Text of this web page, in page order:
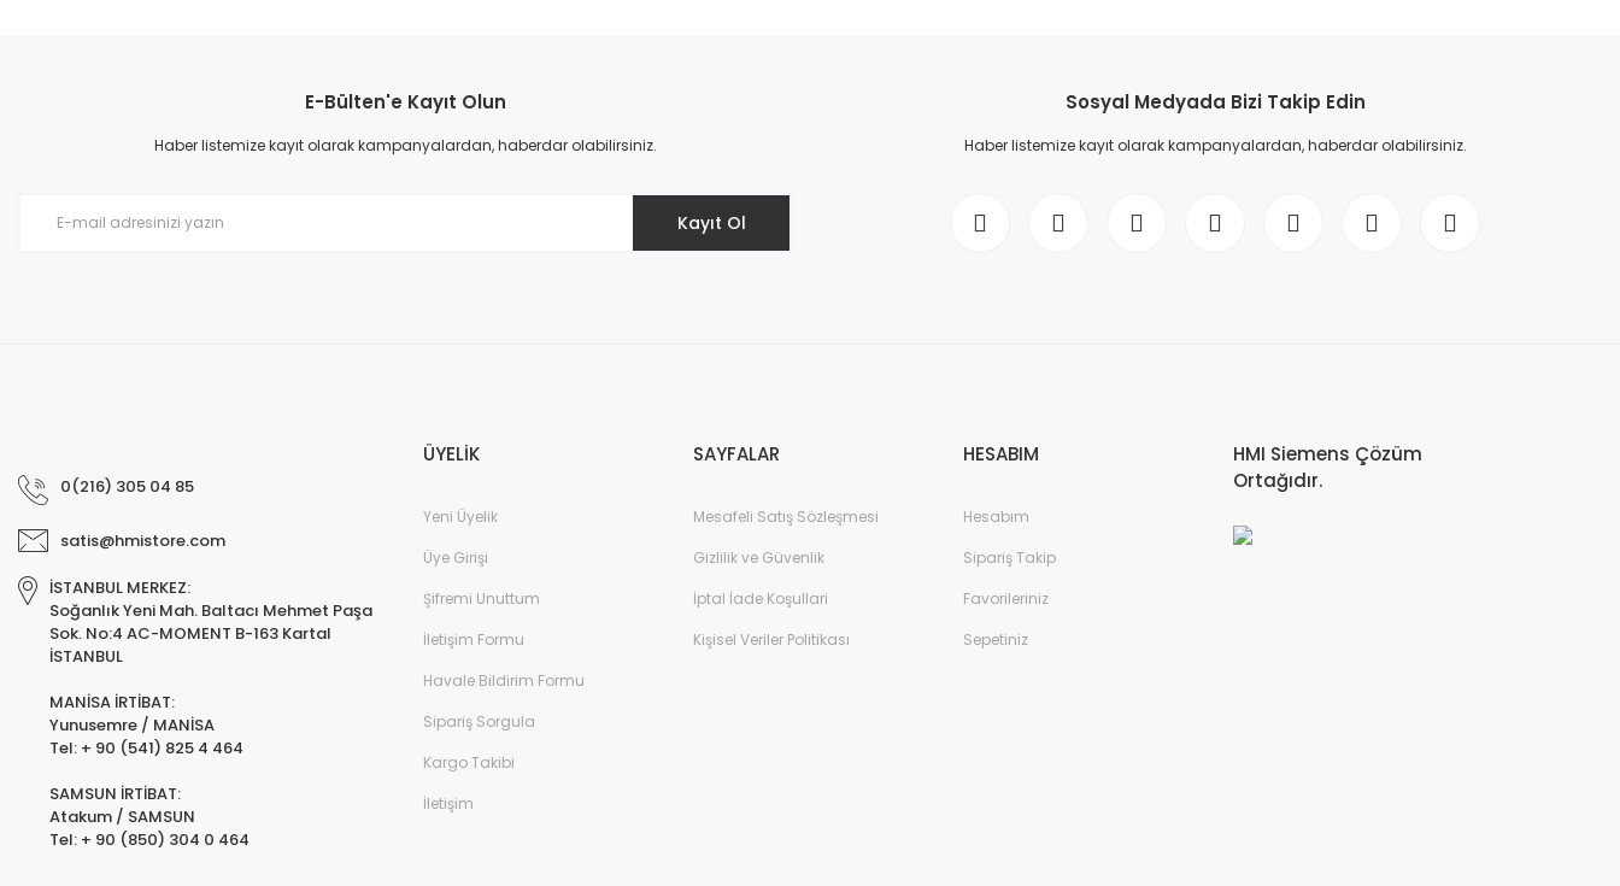
Ürün resmi kalitesiz, bozuk veya görüntülenemiyor.
Ürün açıklamasında eksik bilgiler bulunuyor.
E-Bülten'e Kayıt Olun
Haber listemize kayıt olarak kampanyalardan, haberdar olabilirsiniz.
Kayıt Ol
Sosyal Medyada Bizi Takip Edin
Haber listemize kayıt olarak kampanyalardan, haberdar olabilirsiniz.
0(216) 305 04 85
satis@hmistore.com
İSTANBUL MERKEZ:
Soğanlık Yeni Mah. Baltacı Mehmet Paşa
Sok. No:4 AC-MOMENT B-163 Kartal
İSTANBUL
MANİSA İRTİBAT:
Yunusemre / MANİSA
Tel: + 90 (541) 825 4 464
SAMSUN İRTİBAT:
Atakum / SAMSUN
Tel: + 90 (850) 304 0 464
ÜYELİK
Yeni Üyelik
Üye Girişi
Şifremi Unuttum
İletişim Formu
Havale Bildirim Formu
Sipariş Sorgula
Kargo Takibi
İletişim
SAYFALAR
Mesafeli Satış Sözleşmesi
Gizlilik ve Güvenlik
İptal İade Koşullari
Kişisel Veriler Politikası
HESABIM
Hesabım
Sipariş Takip
Favorileriniz
Sepetiniz
HMI Siemens Çözüm
Ortağıdır.